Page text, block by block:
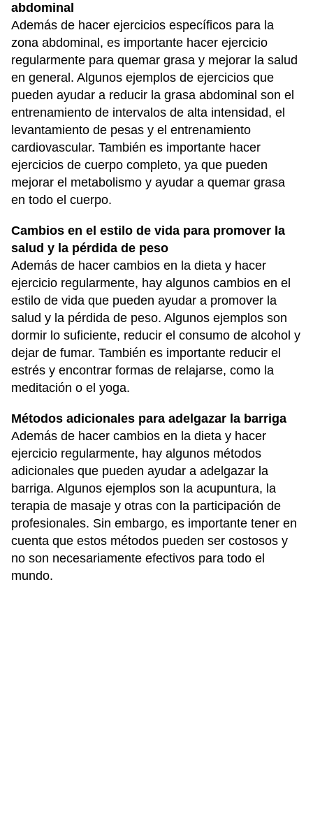
abdominal
Además de hacer ejercicios específicos para la
zona abdominal, es importante hacer ejercicio
regularmente para quemar grasa y mejorar la salud
en general. Algunos ejemplos de ejercicios que
pueden ayudar a reducir la grasa abdominal son el
entrenamiento de intervalos de alta intensidad, el
levantamiento de pesas y el entrenamiento
cardiovascular. También es importante hacer
ejercicios de cuerpo completo, ya que pueden
mejorar el metabolismo y ayudar a quemar grasa
en todo el cuerpo.
Cambios en el estilo de vida para promover la
salud y la pérdida de peso
Además de hacer cambios en la dieta y hacer
ejercicio regularmente, hay algunos cambios en el
estilo de vida que pueden ayudar a promover la
salud y la pérdida de peso. Algunos ejemplos son
dormir lo suficiente, reducir el consumo de alcohol y
dejar de fumar. También es importante reducir el
estrés y encontrar formas de relajarse, como la
meditación o el yoga.
Métodos adicionales para adelgazar la barriga
Además de hacer cambios en la dieta y hacer
ejercicio regularmente, hay algunos métodos
adicionales que pueden ayudar a adelgazar la
barriga. Algunos ejemplos son la acupuntura, la
terapia de masaje y otras con la participación de
profesionales. Sin embargo, es importante tener en
cuenta que estos métodos pueden ser costosos y
no son necesariamente efectivos para todo el
mundo.